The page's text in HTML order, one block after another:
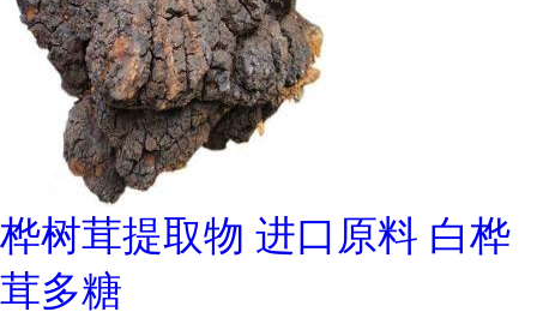
桦树茸提取物 进口原料 白桦
茸多糖